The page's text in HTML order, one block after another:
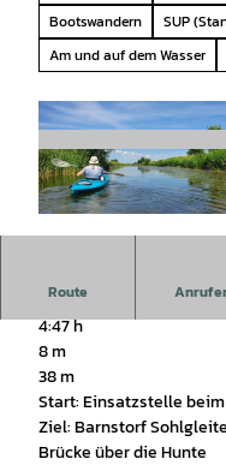
Bootswandern
SUP
Am und auf dem Wasser
Route
4:47 h
8 m
38 m
Start: Einsatzstelle
Ziel: Barnstorf
Brücke über die Hunte